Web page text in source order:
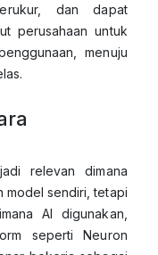
dan dapat
perusahaan untuk
menuju
relevan dimana
model sendiri, tetapi
AI digunakan,
seperti Neuron